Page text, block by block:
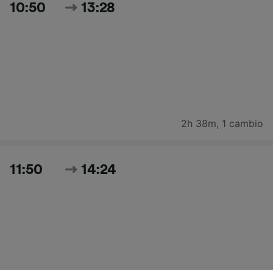
10:50 13:28
2h 38m, 1 cambio
11:50 14:24